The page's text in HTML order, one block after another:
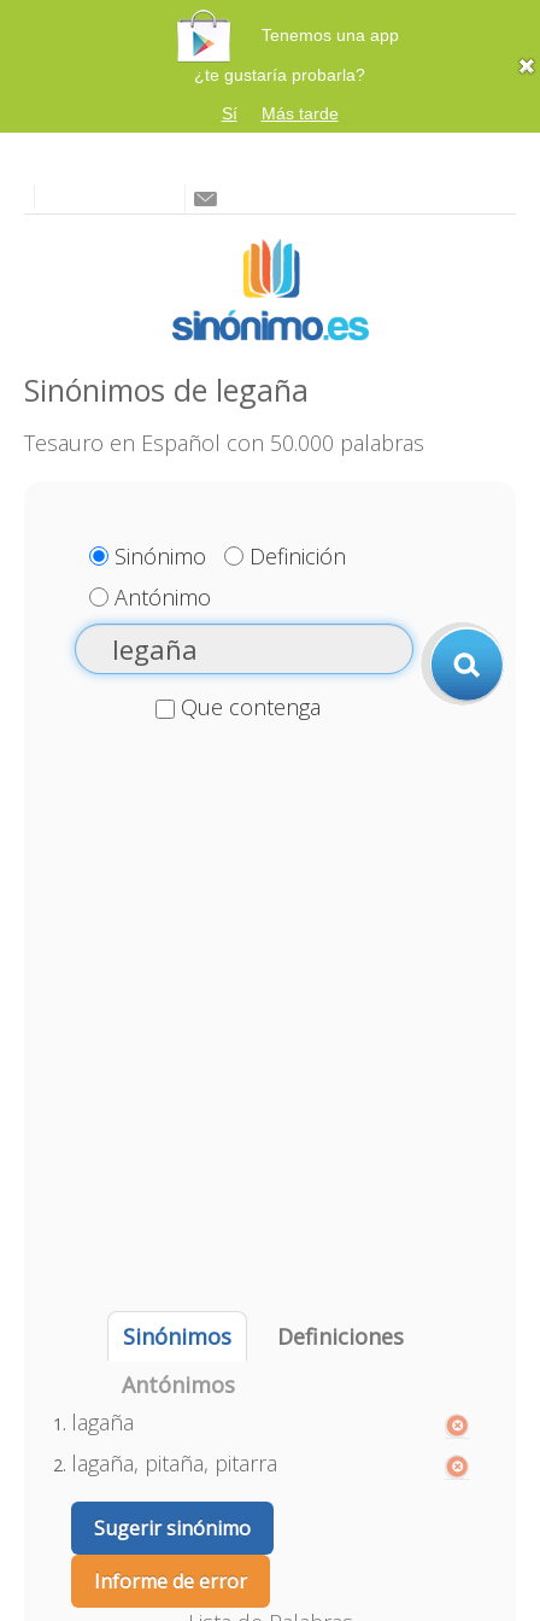
Tenemos una app
¿te gustaría probarla?
Sí
Más tarde
Sinónimos de legaña
Tesauro en Español con 50.000 palabras
Sinónimo
Definición
Antónimo
Que contenga
Sinónimos
Definiciones
Antónimos
lagaña
lagaña, pitaña, pitarra
Sugerir sinónimo
Informe de error